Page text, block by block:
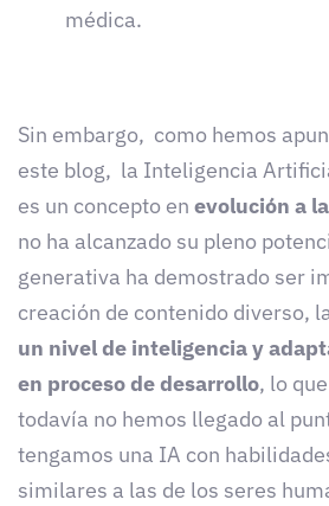
médica.
Sin embargo, como hemos
este blog, la Inteligencia
es un concepto en evolución a
no ha alcanzado su pleno
generativa ha demostrado ser
creación de contenido diverso,
un nivel de inteligencia y
en proceso de desarrollo, lo
todavía no hemos llegado al
tengamos una IA con
similares a las de los seres